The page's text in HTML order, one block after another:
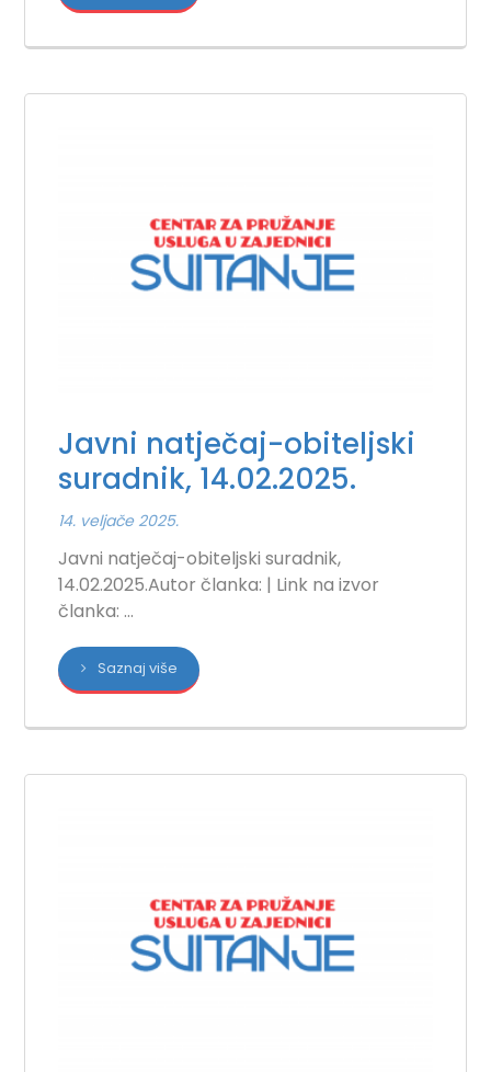
Javni natječaj-obiteljski
suradnik, 14.02.2025.
14. veljače 2025.
Javni natječaj-obiteljski suradnik,
14.02.2025.Autor članka: | Link na izvor
članka: ...
Saznaj više